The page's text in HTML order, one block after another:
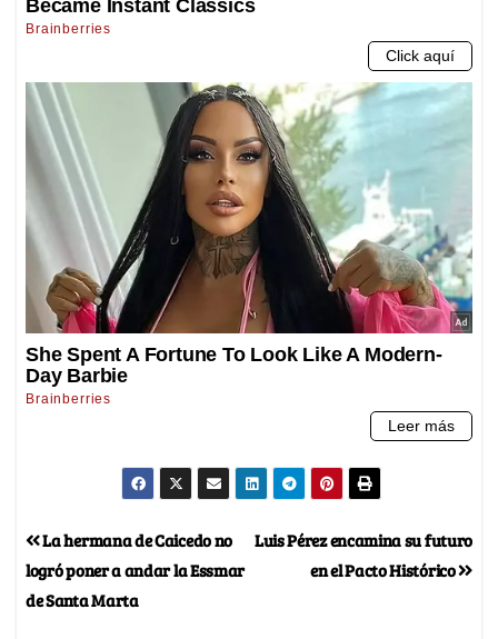
Luis Pérez encamina su futuro
en el Pacto Histórico
La hermana de Caicedo no
logró poner a andar la Essmar
de Santa Marta